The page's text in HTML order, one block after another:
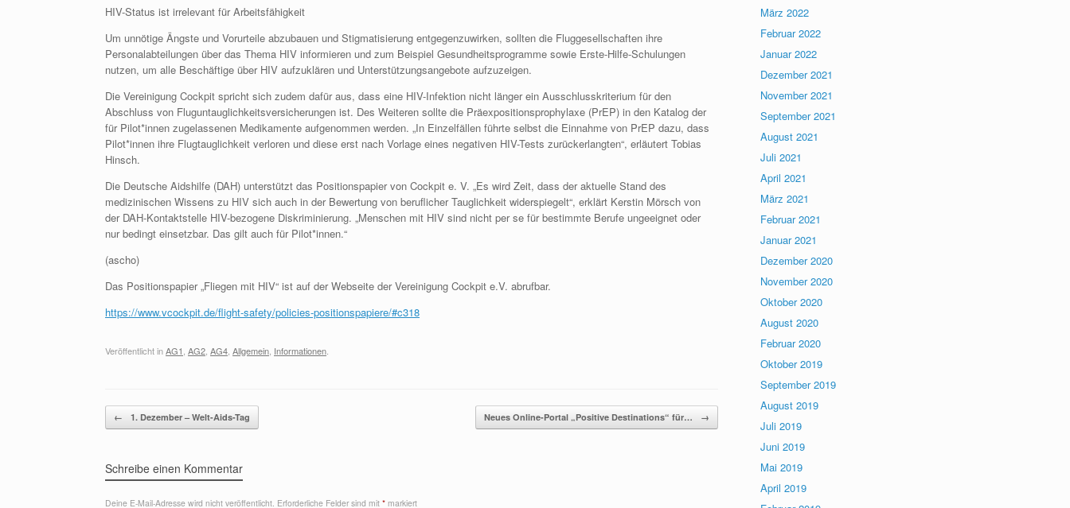
HIV-Status ist irrelevant für Arbeitsfähigkeit
Um unnötige Ängste und Vorurteile abzubauen und Stigmatisierung entgegenzuwirken, sollten die Fluggesellschaften ihre
Personalabteilungen über das Thema HIV informieren und zum Beispiel Gesundheitsprogramme sowie Erste-Hilfe-Schulungen
nutzen, um alle Beschäftige über HIV aufzuklären und Unterstützungsangebote aufzuzeigen.
Die Vereinigung Cockpit spricht sich zudem dafür aus, dass eine HIV-Infektion nicht länger ein Ausschlusskriterium für den
Abschluss von Fluguntauglichkeitsversicherungen ist. Des Weiteren sollte die Präexpositionsprophylaxe (PrEP) in den Katalog der
für Pilot*innen zugelassenen Medikamente aufgenommen werden. „In Einzelfällen führte selbst die Einnahme von PrEP dazu, dass
Pilot*innen ihre Flugtauglichkeit verloren und diese erst nach Vorlage eines negativen HIV-Tests zurückerlangten“, erläutert Tobias
Hinsch.
Die Deutsche Aidshilfe (DAH) unterstützt das Positionspapier von Cockpit e. V. „Es wird Zeit, dass der aktuelle Stand des
medizinischen Wissens zu HIV sich auch in der Bewertung von beruflicher Tauglichkeit widerspiegelt“, erklärt Kerstin Mörsch von
der DAH-Kontaktstelle HIV-bezogene Diskriminierung. „Menschen mit HIV sind nicht per se für bestimmte Berufe ungeeignet oder
nur bedingt einsetzbar. Das gilt auch für Pilot*innen.“
(ascho)
Das Positionspapier „Fliegen mit HIV“ ist auf der Webseite der Vereinigung Cockpit e.V. abrufbar.
https://www.vcockpit.de/flight-safety/policies-positionspapiere/#c318
Veröffentlicht inAG1 AG2 AG4 Allgemein Informationen
Beitragsnavigation
← 1. Dezember – Welt-Aids-Tag Neues Online-Portal „Positive Destinations“ für… →
Schreibe einen Kommentar
Deine E-Mail-Adresse wird nicht veröffentlicht. Erforderliche Felder sind mit * markiert
März 2022
Februar 2022
Januar 2022
Dezember 2021
November 2021
September 2021
August 2021
Juli 2021
April 2021
März 2021
Februar 2021
Januar 2021
Dezember 2020
November 2020
Oktober 2020
August 2020
Februar 2020
Oktober 2019
September 2019
August 2019
Juli 2019
Juni 2019
Mai 2019
April 2019